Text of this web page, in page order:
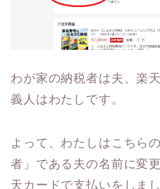
わが家の納税者は夫、楽
義人はわたしです。
よって、わたしはこちら
者」である夫の名前に変
天カードで支払いをしまし